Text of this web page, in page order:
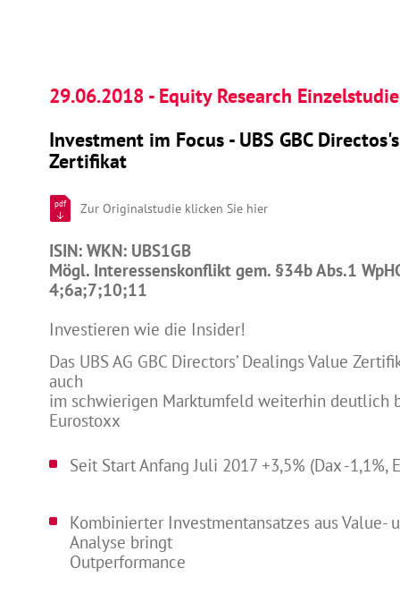
29.06.2018 - Equity Research Einzelstudie
Investment im Focus - UBS GBC
Zertifikat
pdf Zur Originalstudie klicken Sie hier
ISIN: WKN: UBS1GB
Mögl. Interessenskonflikt gem. §34b Abs.1
4;6a;7;10;11
Investieren wie die Insider!
Das UBS AG GBC Directors’ Dealings Value
auch
im schwierigen Marktumfeld weiterhin deutlich
Eurostoxx
Seit Start Anfang Juli 2017 +3,5% (Dax -1,1%,
Kombinierter Investmentansatzes aus Value-
Analyse bringt
Outperformance